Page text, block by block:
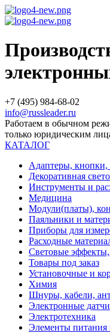
+7 (495) 984-68-02
info@russleader.ru
Работаем в обычном
только юридическим
КАТАЛОГ
Адаптеры, кнопки,
Декоративная
Инструменты и
Медицина
Модули(платы),
Паяльники и
Приборы для
Расходные
Световые
Товары под заказ
Установочные и
Химия
Шнуры, кабели,
Электронные
Электротехника
Элементы питания